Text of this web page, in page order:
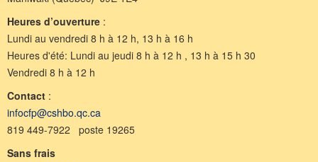
Heures d’ouverture :
Lundi au vendredi 8 h à 12 h, 13 h à 16 h
Heures d'été: Lundi au jeudi 8 h à 12 h , 13 h à 15 h 30
Vendredi 8 h à 12 h
Contact :
infocfp@cshbo.qc.ca
819 449-7922 poste 19265
Sans frais